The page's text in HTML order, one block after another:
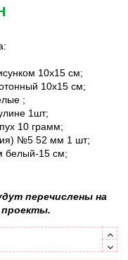
10х15 см;
10х15 см;
;
1шт;
10 грамм;
№5 52 мм 1 шт;
белый-15 см;
перечислены на